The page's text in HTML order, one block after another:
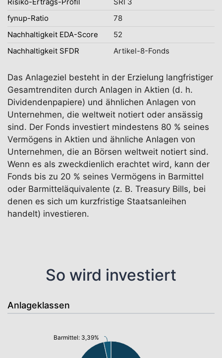
fynup-Ratio
78
Nachhaltigkeit EDA-Score
52
Nachhaltigkeit SFDR
Artikel-8-Fonds
Das Anlageziel besteht in der Erzielung langfristiger
Gesamtrenditen durch Anlagen in Aktien (d. h.
Dividendenpapiere) und ähnlichen Anlagen von
Unternehmen, die weltweit notiert oder ansässig
sind. Der Fonds investiert mindestens 80 % seines
Vermögens in Aktien und ähnliche Anlagen von
Unternehmen, die an Börsen weltweit notiert sind.
Wenn es als zweckdienlich erachtet wird, kann der
Fonds bis zu 20 % seines Vermögens in Barmittel
oder Barmitteläquivalente (z. B. Treasury Bills, bei
denen es sich um kurzfristige Staatsanleihen
handelt) investieren.
So wird investiert
Anlageklassen
Barmittel: 3,39%